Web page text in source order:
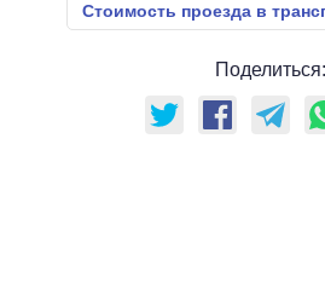
Стоимость проезда в
Поделиться: